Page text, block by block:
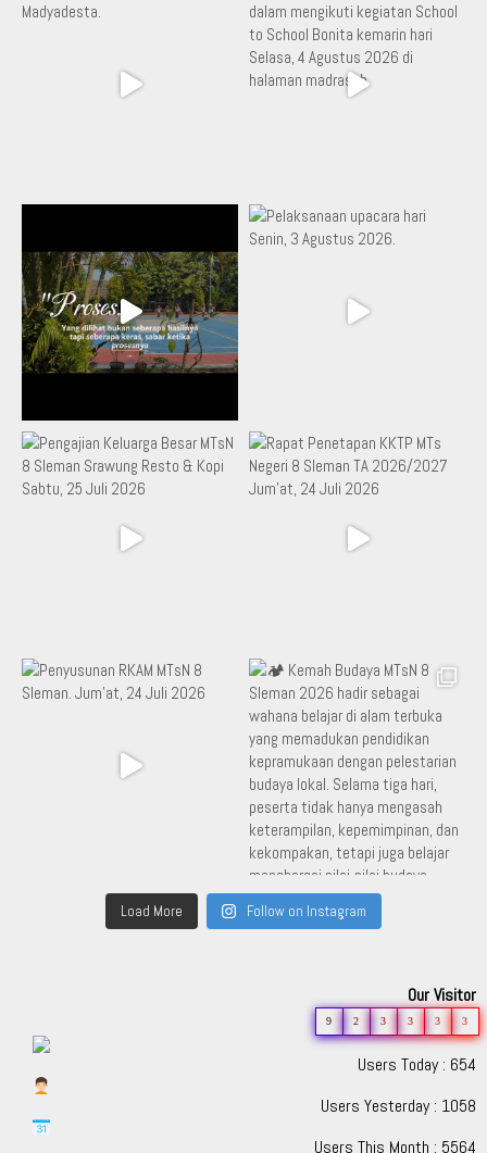
Load More Follow on Instagram
Our Visitor
9 2 3 3 3 3
Users Today : 654
Users Yesterday : 1058
Users This Month : 5564